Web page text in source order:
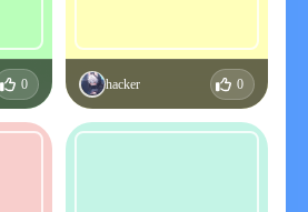
0 hacker 0